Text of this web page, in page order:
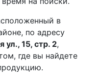
в
по адресу
ул., 15, стр. 2,
где вы найдете